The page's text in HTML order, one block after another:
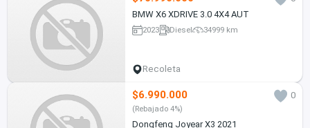
BMW X6 XDRIVE 3.0 4X4 AUT
2023 Diesel 34999 km
Recoleta
$6.990.000 0
(Rebajado 4%)
Dongfeng Joyear X3 2021